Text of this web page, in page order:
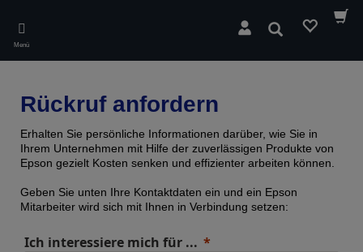
main
content
Menü
Suchen
Rückruf anfordern
Erhalten Sie persönliche Informationen darüber, wie Sie in
Ihrem Unternehmen mit Hilfe der zuverlässigen Produkte von
Epson gezielt Kosten senken und effizienter arbeiten können.
Geben Sie unten Ihre Kontaktdaten ein und ein Epson
Mitarbeiter wird sich mit Ihnen in Verbindung setzen:
Ich interessiere mich für ...